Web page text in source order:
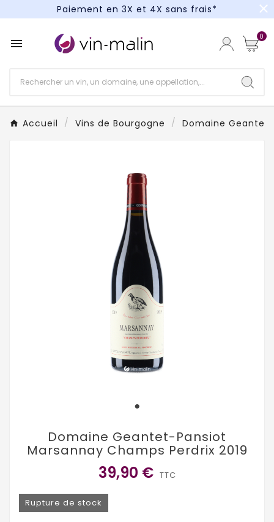
Paiement en 3X et 4X sans frais*
Paiement en 3X et 4X sans frais*
close
 0
Accueil Vins de Bourgogne Domaine
Domaine Geantet-Pansiot
Marsannay Champs Perdrix 2019
39,90 € TTC
Rupture de stock